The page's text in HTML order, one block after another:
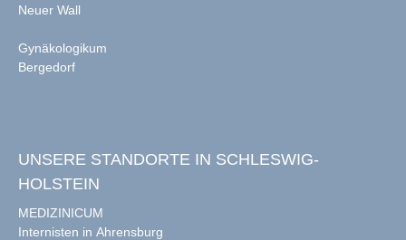
Neuer Wall
Gynäkologikum
Bergedorf
UNSERE STANDORTE IN SCHLESWIG-
HOLSTEIN
MEDIZINICUM
Internisten in Ahrensburg